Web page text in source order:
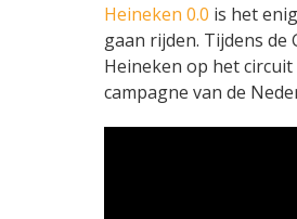
Heineken 0.0 is het
gaan rijden. Tijdens
Heineken op het
campagne van de